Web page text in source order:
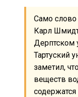
Само
Карл
Дерптском
Тартуский
заметил,
веществ